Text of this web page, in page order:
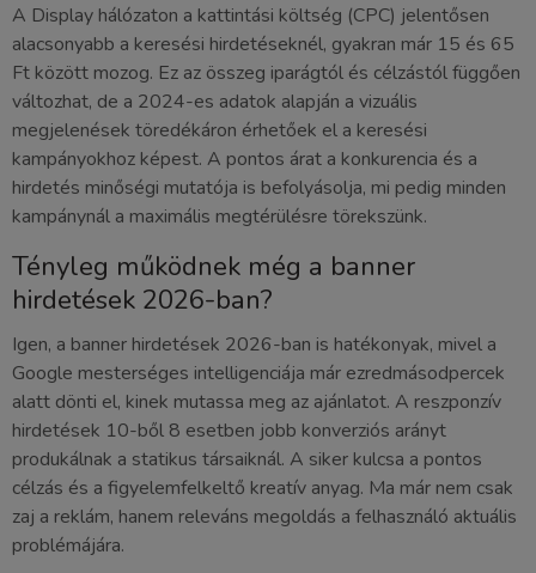
A Display hálózaton a kattintási költség (CPC) jelentősen
alacsonyabb a keresési hirdetéseknél, gyakran már 15 és 65
Ft között mozog. Ez az összeg iparágtól és célzástól függően
változhat, de a 2024-es adatok alapján a vizuális
megjelenések töredékáron érhetőek el a keresési
kampányokhoz képest. A pontos árat a konkurencia és a
hirdetés minőségi mutatója is befolyásolja, mi pedig minden
kampánynál a maximális megtérülésre törekszünk.
Tényleg működnek még a banner
hirdetések 2026-ban?
Igen, a banner hirdetések 2026-ban is hatékonyak, mivel a
Google mesterséges intelligenciája már ezredmásodpercek
alatt dönti el, kinek mutassa meg az ajánlatot. A reszponzív
hirdetések 10-ből 8 esetben jobb konverziós arányt
produkálnak a statikus társaiknál. A siker kulcsa a pontos
célzás és a figyelemfelkeltő kreatív anyag. Ma már nem csak
zaj a reklám, hanem releváns megoldás a felhasználó aktuális
problémájára.